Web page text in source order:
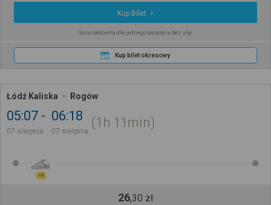
Kup Bilet
Cena całkowita dla jednego pasażera bez ulgi
Kup bilet okresowy
Łódź Kaliska Rogów
05:07
07 sierpnia
06:18
07 sierpnia
1h 11min
IR
26,30 zł